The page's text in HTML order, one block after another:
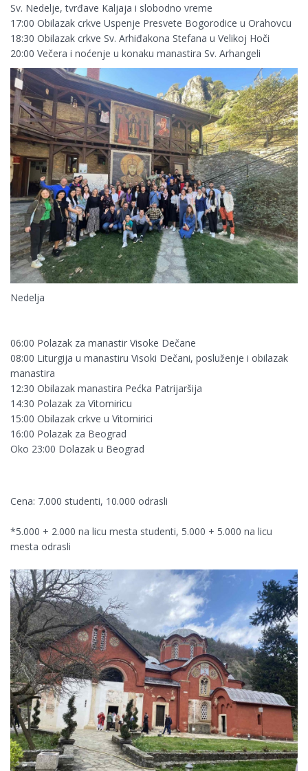
Sv. Nedelje, tvrđave Kaljaja i slobodno vreme
17:00 Obilazak crkve Uspenje Presvete Bogorodice u Orahovcu
18:30 Obilazak crkve Sv. Arhiđakona Stefana u Velikoj Hoči
20:00 Večera i noćenje u konaku manastira Sv. Arhangeli
Nedelja
06:00 Polazak za manastir Visoke Dečane
08:00 Liturgija u manastiru Visoki Dečani, posluženje i obilazak
manastira
12:30 Obilazak manastira Pećka Patrijaršija
14:30 Polazak za Vitomiricu
15:00 Obilazak crkve u Vitomirici
16:00 Polazak za Beograd
Oko 23:00 Dolazak u Beograd
Cena: 7.000 studenti, 10.000 odrasli
*5.000 + 2.000 na licu mesta studenti, 5.000 + 5.000 na licu
mesta odrasli